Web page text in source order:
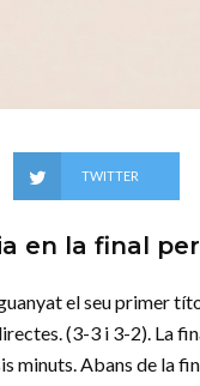
TWITTER
en la final
el seu primer
(3-3 i 3-2). La
minuts. Abans de la